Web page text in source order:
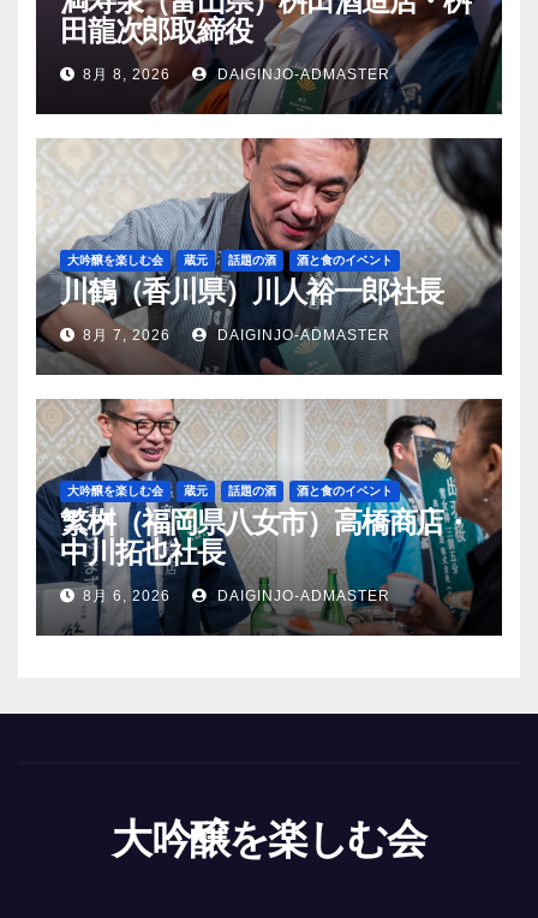
田龍次郎取締役
8月 8, 2026 DAIGINJO-ADMASTER
大吟醸を楽しむ会 蔵元 話題の酒 酒と食のイベント
川鶴（香川県）川人裕一郎社長
8月 7, 2026 DAIGINJO-ADMASTER
大吟醸を楽しむ会 蔵元 話題の酒 酒と食のイベント
繁桝（福岡県八女市）高橋商店・
中川拓也社長
8月 6, 2026 DAIGINJO-ADMASTER
大吟醸を楽しむ会